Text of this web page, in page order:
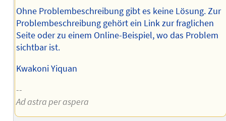
Ohne Problembeschreibung gibt es keine Lösung. Zur
Problembeschreibung gehört ein Link zur fraglichen
Seite oder zu einem Online-Beispiel, wo das Problem
sichtbar ist.
Kwakoni Yiquan
--
Ad astra per aspera